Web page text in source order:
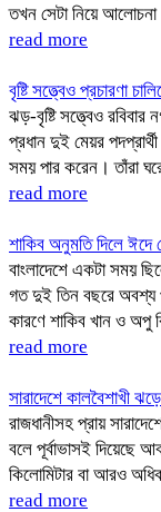
তখন সেটা নিয়ে আলোচনা
read more
বৃষ্টি সত্ত্বেও প্রচারণা
ঝড়-বৃষ্টি সত্ত্বেও রবিবার
প্রধান দুই মেয়র
সময় পার করেন। তাঁরা
read more
শাকিব অনুমতি দিলে ঈদে
বাংলাদেশে একটা সময়
গত দুই তিন বছরে অবশ্য
কারণে শাকিব খান ও
read more
সারাদেশে কালবৈশাখী
রাজধানীসহ প্রায়
বলে পূর্বাভাসই দিয়েছে
কিলোমিটার বা আরও
read more